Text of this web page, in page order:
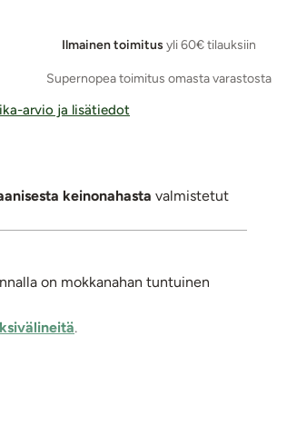
Ilmainen toimitus yli 60€ tilauksiin
Supernopea toimitus omasta varastosta
arvio ja lisätiedot
keinonahasta valmistetut
on mokkanahan tuntuinen
.